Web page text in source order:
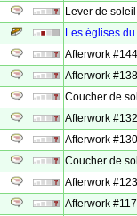
Lever de
Les églises
Afterwork
Afterwork
Coucher de
Afterwork
Afterwork
Coucher de
Afterwork
Afterwork